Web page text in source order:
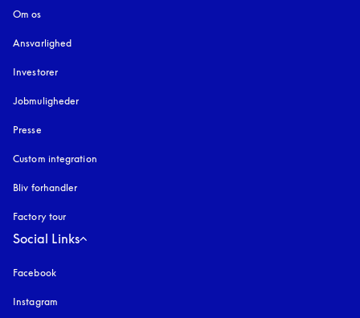
Om os
Ansvarlighed
Investorer
Jobmuligheder
Presse
Custom integration
Bliv forhandler
Factory tour
Social Links
Facebook
Instagram